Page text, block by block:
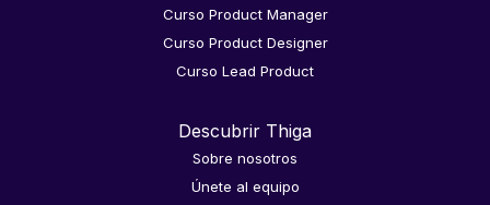
Curso Product Manager
Curso Product Designer
Curso Lead Product
Descubrir Thiga
Sobre nosotros
Únete al equipo